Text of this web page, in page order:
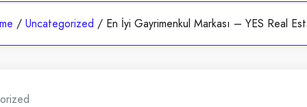
/ Uncategorized / En İyi Gayrimenkul Markası – YES Real